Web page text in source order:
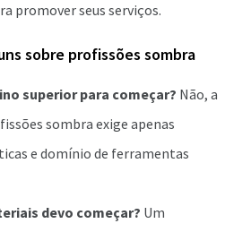
promover seus serviços.
sobre profissões sombra
superior para começar? Não, a
sombra exige apenas
e domínio de ferramentas
devo começar? Um